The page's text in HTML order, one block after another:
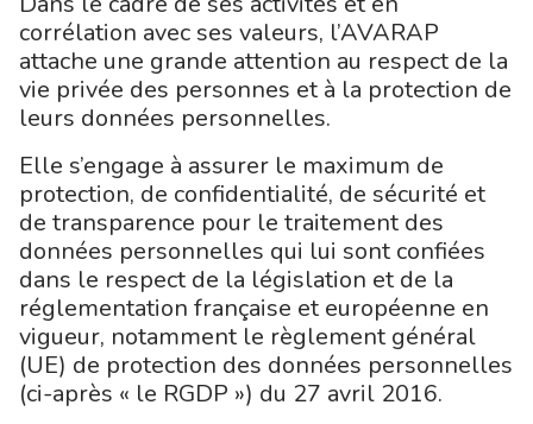
corrélation avec ses valeurs, l’AVARAP
attache une grande attention au respect de la
vie privée des personnes et à la protection de
leurs données personnelles.
Elle s’engage à assurer le maximum de
protection, de confidentialité, de sécurité et
de transparence pour le traitement des
données personnelles qui lui sont confiées
dans le respect de la législation et de la
réglementation française et européenne en
vigueur, notamment le règlement général
(UE) de protection des données personnelles
(ci-après « le RGDP ») du 27 avril 2016.